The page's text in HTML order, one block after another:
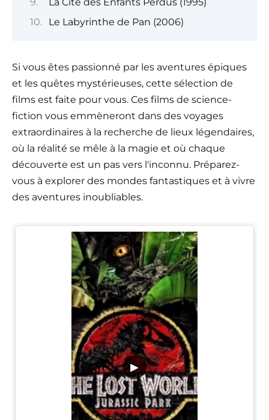
Le Labyrinthe de Pan (2006)
Si vous êtes passionné par les aventures épiques
et les quêtes mystérieuses, cette sélection de
films est faite pour vous. Ces films de science-
fiction vous emmèneront dans des voyages
extraordinaires à la recherche de lieux légendaires,
où la réalité se mêle à la magie et où chaque
découverte est un pas vers l'inconnu. Préparez-
vous à explorer des mondes fantastiques et à vivre
des aventures inoubliables.
▶